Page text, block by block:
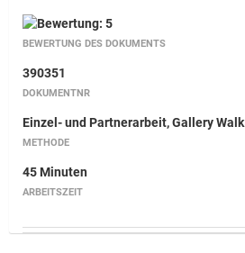
BEWERTUNG DES DOKUMENTS
390351
DOKUMENTNR
Einzel- und Partnerarbeit, Gallery Walk
METHODE
45 Minuten
ARBEITSZEIT